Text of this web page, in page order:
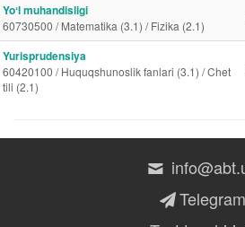
Yoʻl muhandisligi
60730500 / Matematika (3.1) / Fizika (2.1)
Yurisprudensiya
60420100 / Huquqshunoslik fanlari (3.1) / Chet
tili (2.1)
Telegram